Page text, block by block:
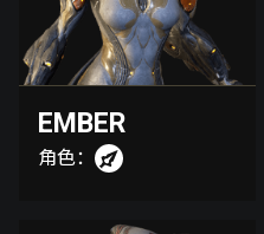
EMBER
角色：